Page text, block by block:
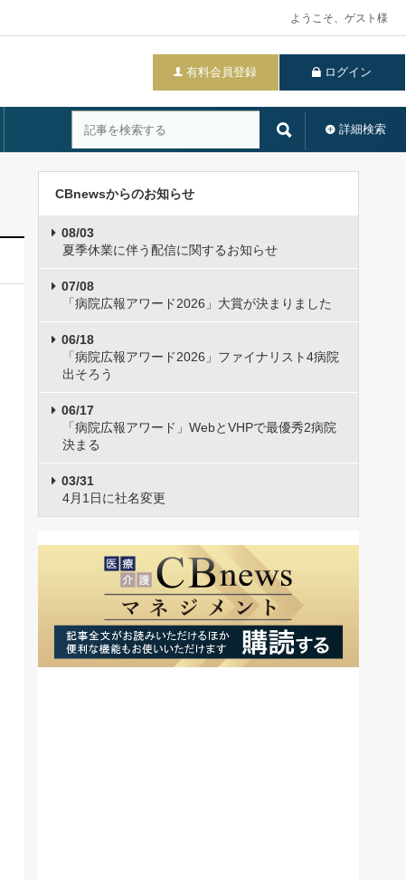
ようこそ、ゲスト様
有料会員登録 ログイン
詳細検索
CBnewsからのお知らせ
08/03
夏季休業に伴う配信に関するお知らせ
07/08
「病院広報アワード2026」大賞が決まりました
06/18
「病院広報アワード2026」ファイナリスト4病院
出そろう
06/17
「病院広報アワード」WebとVHPで最優秀2病院
決まる
03/31
4月1日に社名変更